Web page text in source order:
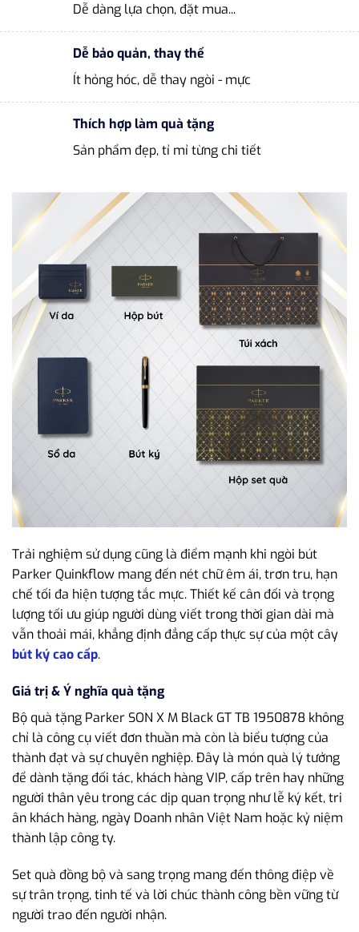
Dễ dàng lựa chọn, đặt mua...
Dễ bảo quản, thay thế
Ít hỏng hóc, dễ thay ngòi - mực
Thích hợp làm quà tặng
Sản phẩm đẹp, tỉ mỉ từng chi tiết
Trải nghiệm sử dụng cũng là điểm mạnh khi ngòi bút
Parker Quinkflow mang đến nét chữ êm ái, trơn tru, hạn
chế tối đa hiện tượng tắc mực. Thiết kế cân đối và trọng
lượng tối ưu giúp người dùng viết trong thời gian dài mà
vẫn thoải mái, khẳng định đẳng cấp thực sự của một cây
bút ký cao cấp.
Giá trị & Ý nghĩa quà tặng
Bộ quà tặng Parker SON X M Black GT TB 1950878 không
chỉ là công cụ viết đơn thuần mà còn là biểu tượng của
thành đạt và sự chuyên nghiệp. Đây là món quà lý tưởng
để dành tặng đối tác, khách hàng VIP, cấp trên hay những
người thân yêu trong các dịp quan trọng như lễ ký kết, tri
ân khách hàng, ngày Doanh nhân Việt Nam hoặc kỷ niệm
thành lập công ty.
Set quà đồng bộ và sang trọng mang đến thông điệp về
sự trân trọng, tinh tế và lời chúc thành công bền vững từ
người trao đến người nhận.